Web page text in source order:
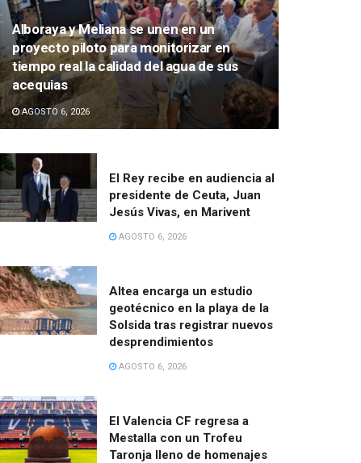
Alboraya y Meliana se unen en un
proyecto piloto para monitorizar en
tiempo real la calidad del agua de sus
acequias
AGOSTO 6, 2026
El Rey recibe en audiencia al
presidente de Ceuta, Juan
Jesús Vivas, en Marivent
AGOSTO 6, 2026
Altea encarga un estudio
geotécnico en la playa de la
Solsida tras registrar nuevos
desprendimientos
AGOSTO 6, 2026
El Valencia CF regresa a
Mestalla con un Trofeu
Taronja lleno de homenajes